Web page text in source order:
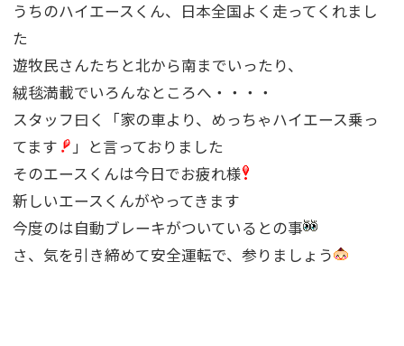
うちのハイエースくん、日本全国よく走ってくれまし
た
遊牧民さんたちと北から南までいったり、
絨毯満載でいろんなところへ・・・・
スタッフ曰く「家の車より、めっちゃハイエース乗っ
てます
」と言っておりました
そのエースくんは今日でお疲れ様
新しいエースくんがやってきます
今度のは自動ブレーキがついているとの事
さ、気を引き締めて安全運転で、参りましょう